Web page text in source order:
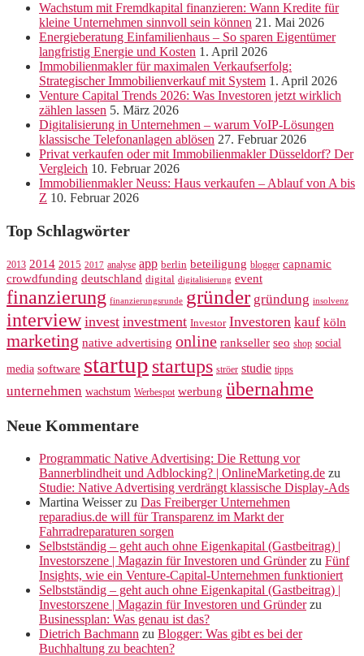
Wachstum mit Fremdkapital finanzieren: Wann Kredite für
kleine Unternehmen sinnvoll sein können 21. Mai 2026
Energieberatung Einfamilienhaus – So sparen Eigentümer
langfristig Energie und Kosten 1. April 2026
Immobilienmakler für maximalen Verkaufserfolg:
Strategischer Immobilienverkauf mit System 1. April 2026
Venture Capital Trends 2026: Was Investoren jetzt wirklich
zählen lassen 5. März 2026
Digitalisierung in Unternehmen – warum VoIP-Lösungen
klassische Telefonanlagen ablösen 27. Februar 2026
Privat verkaufen oder mit Immobilienmakler Düsseldorf? Der
Vergleich 10. Februar 2026
Immobilienmakler Neuss: Haus verkaufen – Ablauf von A bis
Z 10. Februar 2026
Top Schlagwörter
2013 2014 2015 2017 analyse app berlin beteiligung blogger capnamic
crowdfunding deutschland digital digitalisierung event
finanzierung finanzierungsrunde gründer gründung insolvenz
interview invest investment Investor Investoren kauf köln
marketing native advertising online rankseller seo shop social
media software startup startups ströer studie tipps
unternehmen wachstum Werbespot werbung übernahme
Neue Kommentare
Programmatic Native Advertising: Die Rettung vor
Bannerblindheit und Adblocking? | OnlineMarketing.de zu
Studie: Native Advertising verdrängt klassische Display-Ads
Martina Weisserzu Das Freiberger Unternehmen
reparadius.de will für Transparenz im Markt der
Fahrradreparaturen sorgen
Selbstständig – geht auch ohne Eigenkapital (Gastbeitrag) |
Investorszene | Magazin für Investoren und Gründerzu Fünf
Insights, wie ein Venture-Capital-Unternehmen funktioniert
Selbstständig – geht auch ohne Eigenkapital (Gastbeitrag) |
Investorszene | Magazin für Investoren und Gründerzu
Businessplan: Was genau ist das?
Dietrich Bachmann zu Blogger: Was gibt es bei der
Buchhaltung zu beachten?